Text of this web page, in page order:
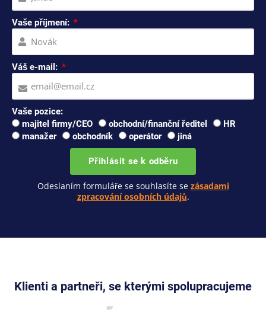
Vaše příjmení:
Váš e-mail:
Vaše pozice:
majitel firmy/CEO
obchodní/finanční ředitel
HR
manažer
obchodník operátor jiná
Přihlásit se k odběru
Odeslaním formuláře se souhlasíte se zásadami
zpracování osobních údajů.
Klienti a partneři, se kterými spolupracujeme